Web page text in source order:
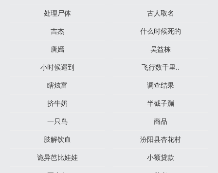
处理尸体
古人取名
吉杰
什么时候死的
唐嫣
吴益栋
小时候遇到
飞行数千里..
瞎炫富
调查结果
挤牛奶
半截子蹦
一只鸟
商品
肢解饮血
汾阳县杏花村
诡异芭比娃娃
小额贷款